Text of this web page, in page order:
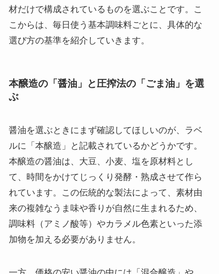
材だけで構成されているものを選ぶことです。こ
こからは、毎日使う基本調味料ごとに、具体的な
選び方の基準を紹介していきます。
本醸造の「醤油」と圧搾法の「ごま油」を選
ぶ
醤油を選ぶときにまず確認してほしいのが、ラベ
ルに「本醸造」と記載されているかどうかです。
本醸造の醤油は、大豆、小麦、塩を原材料とし
て、時間をかけてじっくり発酵・熟成させて作ら
れています。この伝統的な製法によって、素材由
来の複雑なうま味や香りが自然に生まれるため、
調味料（アミノ酸等）やカラメル色素といった添
加物を加える必要がありません。